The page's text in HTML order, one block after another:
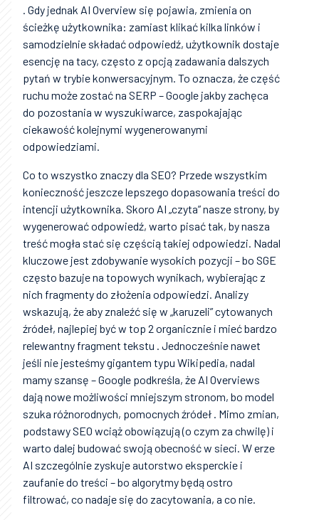
. Gdy jednak AI Overview się pojawia, zmienia on
ścieżkę użytkownika: zamiast klikać kilka linków i
samodzielnie składać odpowiedź, użytkownik dostaje
esencję na tacy, często z opcją zadawania dalszych
pytań w trybie konwersacyjnym. To oznacza, że część
ruchu może zostać na SERP – Google jakby zachęca
do pozostania w wyszukiwarce, zaspokajając
ciekawość kolejnymi wygenerowanymi
odpowiedziami.
Co to wszystko znaczy dla SEO? Przede wszystkim
konieczność jeszcze lepszego dopasowania treści do
intencji użytkownika. Skoro AI „czyta” nasze strony, by
wygenerować odpowiedź, warto pisać tak, by nasza
treść mogła stać się częścią takiej odpowiedzi. Nadal
kluczowe jest zdobywanie wysokich pozycji – bo SGE
często bazuje na topowych wynikach, wybierając z
nich fragmenty do złożenia odpowiedzi. Analizy
wskazują, że aby znaleźć się w „karuzeli” cytowanych
źródeł, najlepiej być w top 2 organicznie i mieć bardzo
relewantny fragment tekstu . Jednocześnie nawet
jeśli nie jesteśmy gigantem typu Wikipedia, nadal
mamy szansę – Google podkreśla, że AI Overviews
dają nowe możliwości mniejszym stronom, bo model
szuka różnorodnych, pomocnych źródeł . Mimo zmian,
podstawy SEO wciąż obowiązują (o czym za chwilę) i
warto dalej budować swoją obecność w sieci. W erze
AI szczególnie zyskuje autorstwo eksperckie i
zaufanie do treści – bo algorytmy będą ostro
filtrować, co nadaje się do zacytowania, a co nie.